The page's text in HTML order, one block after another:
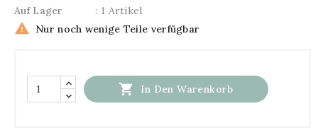
Auf Lager : 1 Artikel
 Nur noch wenige Teile verfügbar
 In Den Warenkorb